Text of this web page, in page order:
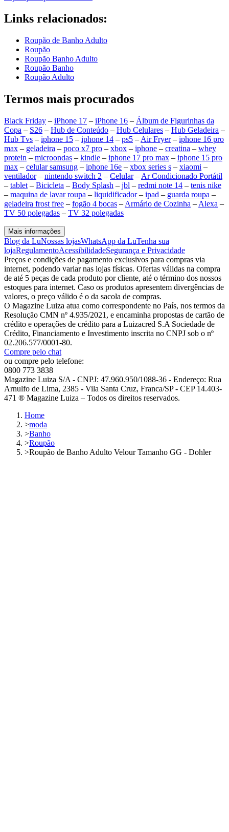
Links relacionados:
Roupão de Banho Adulto
Roupão
Roupão Banho Adulto
Roupão Banho
Roupão Adulto
Termos mais procurados
Black Friday – iPhone 17 – iPhone 16 – Álbum de Figurinhas da
Copa – S26 – Hub de Conteúdo – Hub Celulares – Hub Geladeira –
Hub Tvs – iphone 15 – iphone 14 – ps5 – Air Fryer– iphone 16 pro
max – geladeira – poco x7 pro – xbox – iphone – creatina – whey
protein – microondas – kindle – iphone 17 pro max – iphone 15 pro
max – celular samsung – iphone 16e – xbox series s – xiaomi –
ventilador– nintendo switch 2 – Celular– Ar Condicionado Portátil
– tablet – Bicicleta – Body Splash – jbl – redmi note 14 – tenis nike
– maquina de lavar roupa – liquidificador– ipad – guarda roupa –
geladeira frost free – fogão 4 bocas – Armário de Cozinha – Alexa –
TV 50 polegadas – TV 32 polegadas
Mais informações
Blog da LuNossas lojasWhatsApp da LuTenha sua
lojaRegulamentoAcessibilidadeSegurança e Privacidade
Preços e condições de pagamento exclusivos para compras via
internet, podendo variar nas lojas físicas. Ofertas válidas na compra
de até 5 peças de cada produto por cliente, até o término dos nossos
estoques para internet. Caso os produtos apresentem divergências de
valores, o preço válido é o da sacola de compras.
O Magazine Luiza atua como correspondente no País, nos termos da
Resolução CMN nº 4.935/2021, e encaminha propostas de cartão de
crédito e operações de crédito para a Luizacred S.A Sociedade de
Crédito, Financiamento e Investimento inscrita no CNPJ sob o nº
02.206.577/0001-80.
Compre pelo chat
ou compre pelo telefone:
0800 773 3838
Magazine Luiza S/A - CNPJ: 47.960.950/1088-36 - Endereço: Rua
Arnulfo de Lima, 2385 - Vila Santa Cruz, Franca/SP - CEP 14.403-
471 ® Magazine Luiza – Todos os direitos reservados.
Home
>moda
>Banho
>Roupão
>Roupão de Banho Adulto Velour Tamanho GG - Dohler